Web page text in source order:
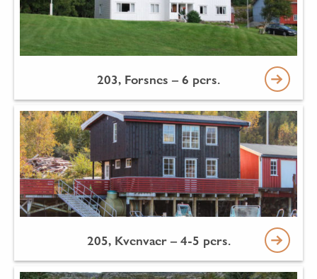
203, Forsnes – 6 pers.
205, Kvenvaer – 4-5 pers.